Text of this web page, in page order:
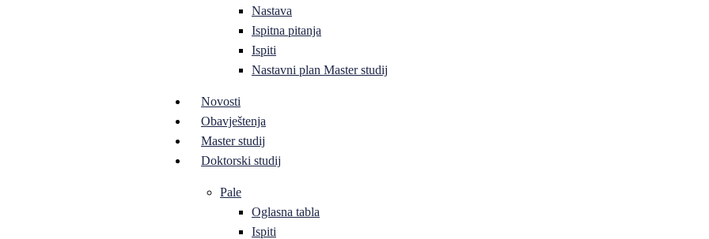
Nastava
Ispitna pitanja
Ispiti
Nastavni plan Master studij
Novosti
Obavještenja
Master studij
Doktorski studij
Pale
Oglasna tabla
Ispiti